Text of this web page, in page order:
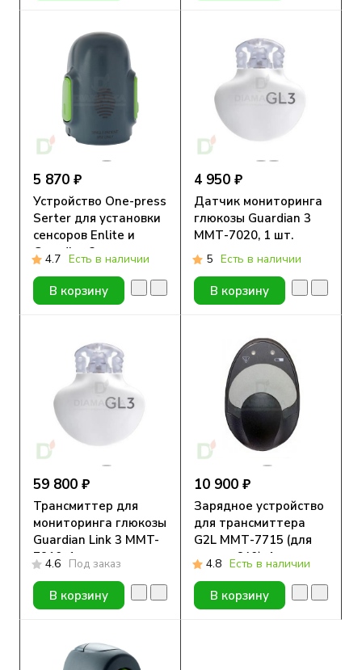
5 870 ₽
Устройство One-press
Serter для установки
сенсоров Enlite и
Guardian 3,
ММТ-7512, 1 шт.
4.7 Есть в наличии
В корзину
4 950 ₽
Датчик мониторинга
глюкозы Guardian 3
ММТ-7020, 1 шт.
5 Есть в наличии
В корзину
59 800 ₽
Трансмиттер для
мониторинга глюкозы
Guardian Link 3 MMT-
7910, 1 шт.
4.6 Под заказ
В корзину
10 900 ₽
Зарядное устройство
для трансмиттера
G2L ММТ-7715 (для
помпы 640), 1 шт.
4.8 Есть в наличии
В корзину